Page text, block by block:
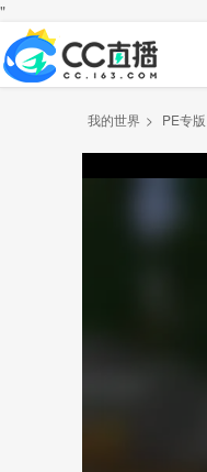
"
我的世界 > PE专版